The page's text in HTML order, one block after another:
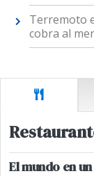
Terremoto
cobra al
El mundo en